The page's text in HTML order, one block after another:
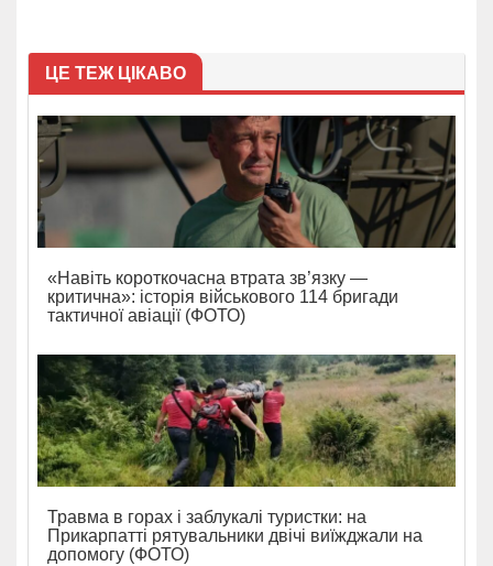
ЦЕ ТЕЖ ЦІКАВО
«Навіть короткочасна втрата зв’язку —
критична»: історія військового 114 бригади
тактичної авіації (ФОТО)
Травма в горах і заблукалі туристки: на
Прикарпатті рятувальники двічі виїжджали на
допомогу (ФОТО)